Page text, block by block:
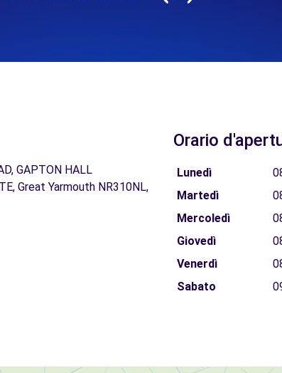
GAPTON HALL
Great Yarmouth NR310NL,
Orario
Lunedì
Martedì
Mercoledì
Giovedì
Venerdì
Sabato